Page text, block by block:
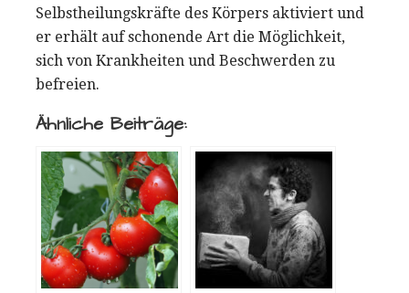
Selbstheilungskräfte des Körpers aktiviert und
er erhält auf schonende Art die Möglichkeit,
sich von Krankheiten und Beschwerden zu
befreien.
Ähnliche Beiträge: